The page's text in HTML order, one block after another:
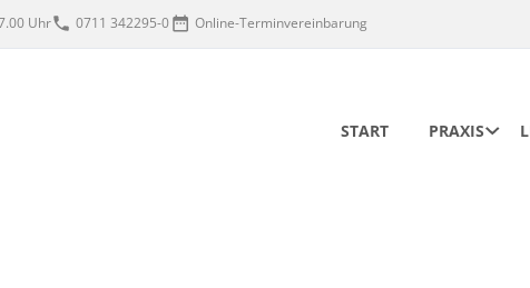
Uhr 0711 342295-0 Online-Terminvereinbarung
Navigation
START PRAXIS